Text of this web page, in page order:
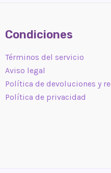
Condiciones
Términos del servicio
Aviso legal
Política de devoluciones y
Política de privacidad